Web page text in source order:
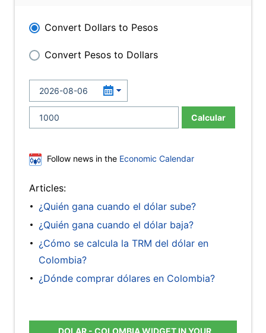
Convert Dollars to Pesos
Convert Pesos to Dollars
Calcular
Follow news in the Economic Calendar
Articles:
¿Quién gana cuando el dólar sube?
¿Quién gana cuando el dólar baja?
¿Cómo se calcula la TRM del dólar en
Colombia?
¿Dónde comprar dólares en Colombia?
DOLAR - COLOMBIA WIDGET IN YOUR